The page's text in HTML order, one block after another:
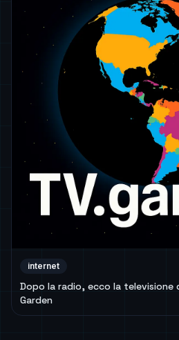
internet
Dopo la radio, ecco la televisione
Garden